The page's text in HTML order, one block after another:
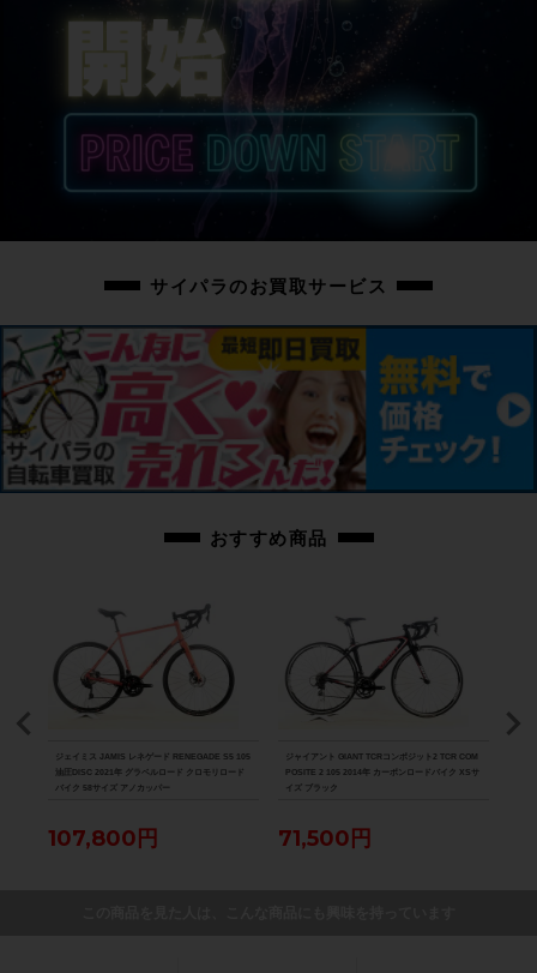
サイパラのお買取サービス
おすすめ商品
ジェイミス JAMIS レネゲード RENEGADE S5 105
油圧DISC 2021年 グラベルロード クロモリロード
バイク 58サイズ アノカッパー
107,800円
ジャイアント GIANT TCRコンポジット2 TCR COM
POSITE 2 105 2014年 カーボンロードバイク XSサ
イズ ブラック
71,500円